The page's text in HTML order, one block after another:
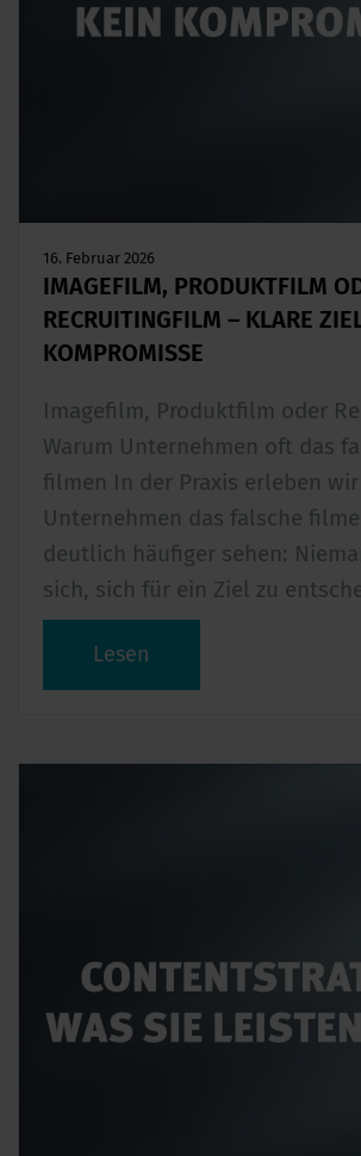
16. Februar 2026
IMAGEFILM, PRODUKTFILM
RECRUITINGFILM – KLARE
KOMPROMISSE
Imagefilm, Produktfilm oder
Warum Unternehmen oft das
filmen In der Praxis erleben
Unternehmen das falsche
deutlich häufiger sehen:
sich, sich für ein Ziel zu
Lesen